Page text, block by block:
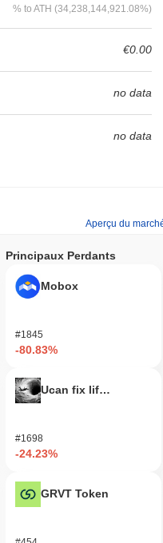
% to ATH (34,238,144,921.08%)
€0.00
no data
no data
Aperçu du
Principaux Perdants
Mobox
#1845
-80.83%
Ucan fix life in1day
#1698
-24.23%
GRVT Token